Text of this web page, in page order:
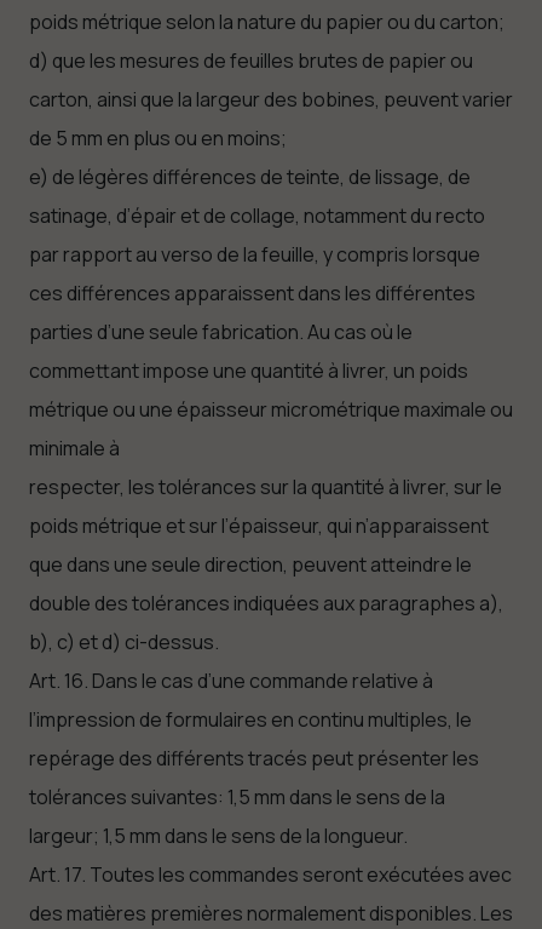
poids métrique selon la nature du papier ou du carton;
d) que les mesures de feuilles brutes de papier ou
carton, ainsi que la largeur des bobines, peuvent varier
de 5 mm en plus ou en moins;
e) de légères différences de teinte, de lissage, de
satinage, d’épair et de collage, notamment du recto
par rapport au verso de la feuille, y compris lorsque
ces différences apparaissent dans les différentes
parties d’une seule fabrication. Au cas où le
commettant impose une quantité à livrer, un poids
métrique ou une épaisseur micrométrique maximale ou
minimale à
respecter, les tolérances sur la quantité à livrer, sur le
poids métrique et sur l’épaisseur, qui n’apparaissent
que dans une seule direction, peuvent atteindre le
double des tolérances indiquées aux paragraphes a),
b), c) et d) ci-dessus.
Art. 16. Dans le cas d’une commande relative à
l’impression de formulaires en continu multiples, le
repérage des différents tracés peut présenter les
tolérances suivantes: 1,5 mm dans le sens de la
largeur; 1,5 mm dans le sens de la longueur.
Art. 17. Toutes les commandes seront exécutées avec
des matières premières normalement disponibles. Les